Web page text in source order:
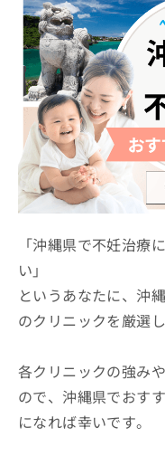
「沖縄県で不妊治療
い」
というあなたに、沖
のクリニックを厳選
各クリニックの強み
ので、沖縄県でおす
になれば幸いです。
ら
マ
イ
ナ
ク
リ
ニ
ッ
ク
ビ
関
す
る
お
い
合
わ
せ
医
療
関
係
の
方
は
こ
ら
広
告
出
の
お
問
い
広
告
代
店
方
は